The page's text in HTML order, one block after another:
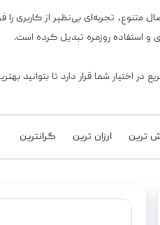
متنوع، تجربه‌ای بی‌نظیر از کاربری
و استفاده روزمره تبدیل کرده است.
شما قرار دارد تا بتوانید
ترین ارزان ترین گرانترین